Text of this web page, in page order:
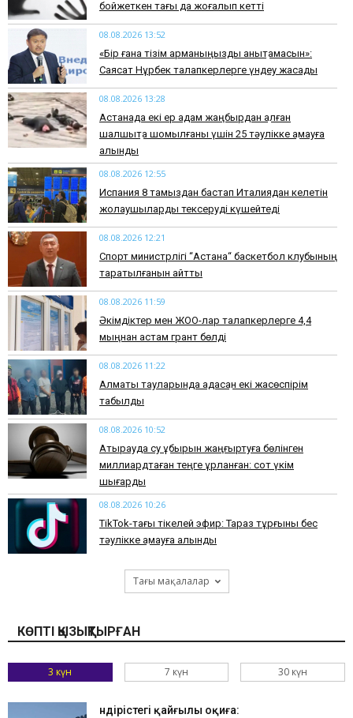
бойжеткен тағы да жоғалып кетті
08.08.2026 13:52
«Бір ғана тізім арманыңызды анықтамасын»:
Саясат Нұрбек талапкерлерге үндеу жасады
08.08.2026 13:28
Астанада екі ер адам жаңбырдан қалған
шалшықта шомылғаны үшін 25 тәулікке қамауға
алынды
08.08.2026 12:55
Испания 8 тамыздан бастап Италиядан келетін
жолаушыларды тексеруді күшейтеді
08.08.2026 12:21
Спорт министрлігі “Астана“ баскетбол клубының
таратылғанын айтты
08.08.2026 11:59
Әкімдіктер мен ЖОО-лар талапкерлерге 4,4
мыңнан астам грант бөлді
08.08.2026 11:22
Алматы тауларында адасқан екі жасөспірім
табылды
08.08.2026 10:52
Атырауда су құбырын жаңғыртуға бөлінген
миллиардтаған теңге ұрланған: сот үкім
шығарды
08.08.2026 10:26
TikTok-тағы тікелей эфир: Тараз тұрғыны бес
тәулікке қамауға алынды
Тағы мақалалар
КӨПТІ ҚЫЗЫҚТЫРҒАН
3 күн 7 күн 30 күн
Өндірістегі қайғылы оқиға: